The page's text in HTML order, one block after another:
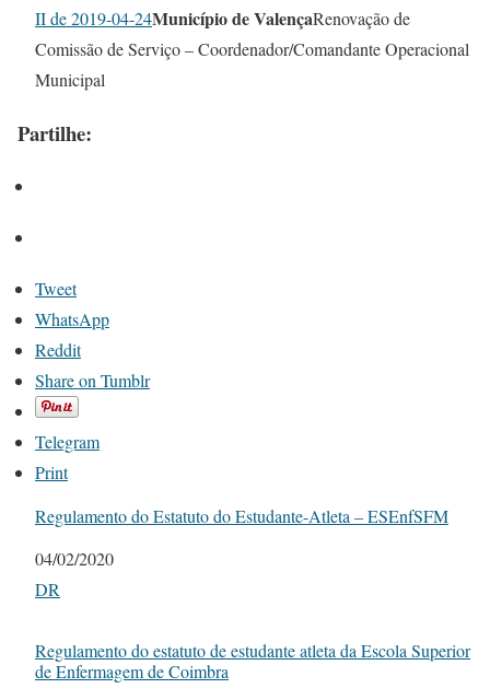
II de 2019-04-24Município de ValençaRenovação de
Comissão de Serviço – Coordenador/Comandante Operacional
Municipal
Partilhe:
Tweet
WhatsApp
Reddit
Share on Tumblr
Telegram
Print
Regulamento do Estatuto do Estudante-Atleta – ESEnfSFM
Date
04/02/2020
In relation to
DR
Regulamento do estatuto de estudante atleta da Escola Superior
de Enfermagem de Coimbra